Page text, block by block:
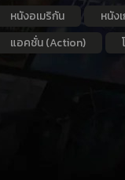
หนังอเมริกัน
หนัง
แอคชั่น (Action)